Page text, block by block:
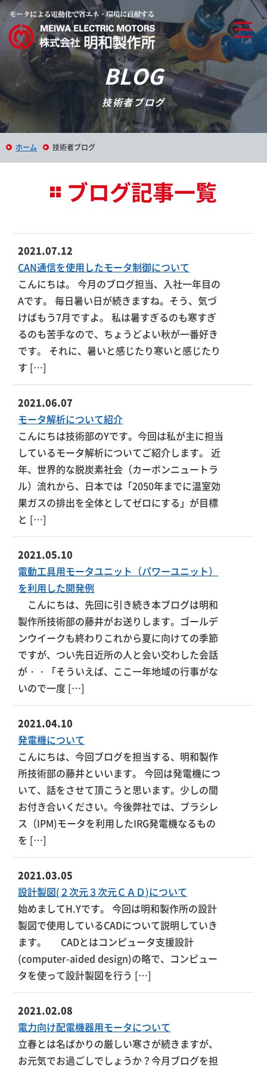
BLOG
技術者ブログ
ホーム 技術者ブログ
ブログ記事一覧
2021.07.12
CAN通信を使用したモータ制御について
こんにちは。 今月のブログ担当、入社一年目の
Aです。 毎日暑い日が続きますね。そう、気づ
けばもう7月ですよ。 私は暑すぎるのも寒すぎ
るのも苦手なので、ちょうどよい秋が一番好き
です。 それに、暑いと感じたり寒いと感じたり
す […]
2021.06.07
モータ解析について紹介
こんにちは技術部のYです。今回は私が主に担当
しているモータ解析についてご紹介します。 近
年、世界的な脱炭素社会（カーボンニュートラ
ル）流れから、日本では「2050年までに温室効
果ガスの排出を全体としてゼロにする」が目標
と […]
2021.05.10
電動工具用モータユニット（パワーユニット）
を利用した開発例
こんにちは、先回に引き続き本ブログは明和
製作所技術部の藤井がお送りします。ゴールデ
ンウイークも終わりこれから夏に向けての季節
ですが、つい先日近所の人と会い交わした会話
が・・「そういえば、ここ一年地域の行事がな
いので一度 […]
2021.04.10
発電機について
こんにちは、今回ブログを担当する、明和製作
所技術部の藤井といいます。 今回は発電機につ
いて、話をさせて頂こうと思います。少しの間
お付き合いください。今後弊社では、ブラシレ
ス（IPM)モータを利用したIRG発電機なるもの
を […]
2021.03.05
設計製図(２次元３次元ＣＡＤ)について
始めましてH.Yです。 今回は明和製作所の設計
製図で使用しているCADについて説明していき
ます。 CADとはコンピュータ支援設計
(computer-aided design)の略で、コンピュー
タを使って設計製図を行う […]
2021.02.08
電力向け配電機器用モータについて
立春とは名ばかりの厳しい寒さが続きますが、
お元気でお過ごしでしょうか？今月ブログを担